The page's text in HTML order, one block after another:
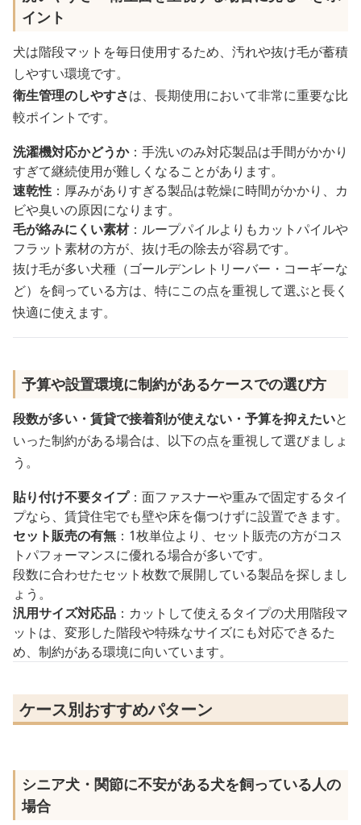
イント
犬は階段マットを毎日使用するため、汚れや抜け毛が蓄積
しやすい環境です。
衛生管理のしやすさは、長期使用において非常に重要な比
較ポイントです。
洗濯機対応かどうか：手洗いのみ対応製品は手間がかかり
すぎて継続使用が難しくなることがあります。
速乾性 ：厚みがありすぎる製品は乾燥に時間がかかり、カ
ビや臭いの原因になります。
毛が絡みにくい素材：ループパイルよりもカットパイルや
フラット素材の方が、抜け毛の除去が容易です。
抜け毛が多い犬種（ゴールデンレトリーバー・コーギーな
ど）を飼っている方は、特にこの点を重視して選ぶと長く
快適に使えます。
予算や設置環境に制約があるケースでの選び方
段数が多い・賃貸で接着剤が使えない・予算を抑えたいと
いった制約がある場合は、以下の点を重視して選びましょ
う。
貼り付け不要タイプ：面ファスナーや重みで固定するタイ
プなら、賃貸住宅でも壁や床を傷つけずに設置できます。
セット販売の有無 ：1枚単位より、セット販売の方がコス
トパフォーマンスに優れる場合が多いです。
段数に合わせたセット枚数で展開している製品を探しまし
ょう。
汎用サイズ対応品 ：カットして使えるタイプの犬用階段マ
ットは、変形した階段や特殊なサイズにも対応できるた
め、制約がある環境に向いています。
ケース別おすすめパターン
シニア犬・関節に不安がある犬を飼っている人の
場合